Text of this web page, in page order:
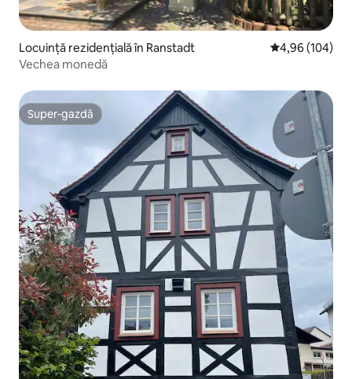
Locuință rezidențială în Ranstadt Scor mediu de
4,96 (104)
Vechea monedă
Super-gazdă
Super-gazdă